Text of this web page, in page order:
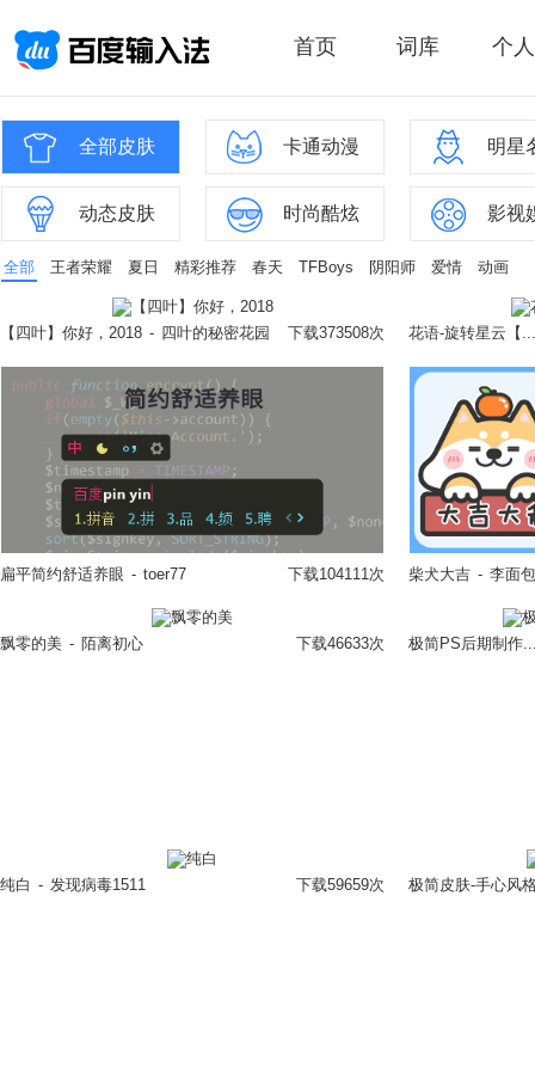
首页 词库 个
全部皮肤 卡通动漫 明星
动态皮肤 时尚酷炫 影视
全部 王者荣耀 夏日 精彩推荐 春天 TFBoys 阴阳师 爱情 动画
【四叶】你好，2018 - 四叶的秘密花园 下载373508次 花语-旋转星云【...
立即换肤
扁平简约舒适养眼 - toer77 下载104111次 柴犬大吉 - 李面
飘零的美 - 陌离初心 下载46633次 极简PS后期制作
纯白 - 发现病毒1511 下载59659次 极简皮肤-手心风